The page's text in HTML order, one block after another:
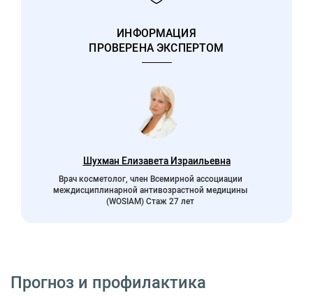
ИНФОРМАЦИЯ
ПРОВЕРЕНА ЭКСПЕРТОМ
Шухман Елизавета Израильевна
Врач косметолог, член Всемирной ассоциации
междисциплинарной антивозрастной медицины
(WOSIAM) Стаж 27 лет
Прогноз и профилактика